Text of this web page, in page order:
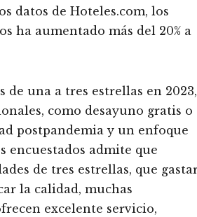
datos de Hoteles.com, los
ha aumentado más del 20% a
de una a tres estrellas en 2023,
como desayuno gratis o
postpandemia y un enfoque
encuestados admite que
de tres estrellas, que
la calidad, muchas
excelente servicio,